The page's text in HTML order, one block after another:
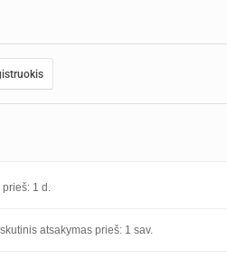
prieš: 1 d.
atsakymas prieš: 1 sav.